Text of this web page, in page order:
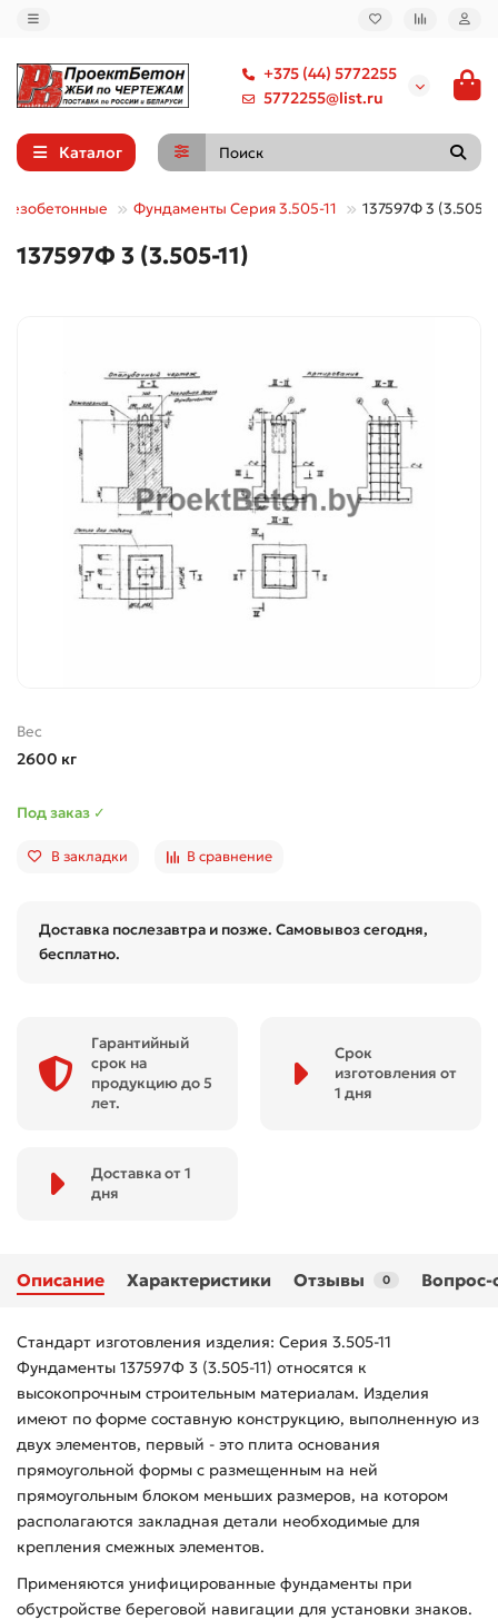
+375 (44) 5772255
5772255@list.ru
Каталог
Фундаменты Серия 3.505-11 137597Ф 3 (3.505-
137597Ф 3 (3.505-11)
Вес
2600 кг
Под заказ ✓
В закладки В сравнение
Доставка послезавтра и позже. Самовывоз сегодня,
бесплатно.
Гарантийный
срок на
продукцию до 5
лет.
Срок
изготовления от
1 дня
Доставка от 1
дня
Описание Характеристики Отзывы 0 Вопрос-
Стандарт изготовления изделия: Серия 3.505-11
Фундаменты 137597Ф 3 (3.505-11) относятся к
высокопрочным строительным материалам. Изделия
имеют по форме составную конструкцию, выполненную из
двух элементов, первый - это плита основания
прямоугольной формы с размещенным на ней
прямоугольным блоком меньших размеров, на котором
располагаются закладная детали необходимые для
крепления смежных элементов.
Применяются унифицированные фундаменты при
обустройстве береговой навигации для установки знаков.